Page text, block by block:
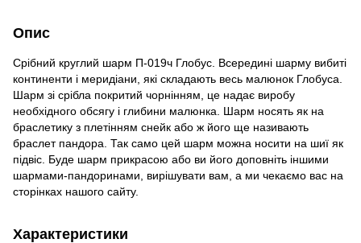
Опис
Срібний круглий шарм П-019ч Глобус. Всередині шарму вибиті
континенти і меридіани, які складають весь малюнок Глобуса.
Шарм зі срібла покритий чорнінням, це надає виробу
необхідного обсягу і глибини малюнка. Шарм носять як на
браслетику з плетінням снейк або ж його ще називають
браслет пандора. Так само цей шарм можна носити на шиї як
підвіс. Буде шарм прикрасою або ви його доповніть іншими
шармами-пандоринами, вирішувати вам, а ми чекаємо вас на
сторінках нашого сайту.
Характеристики